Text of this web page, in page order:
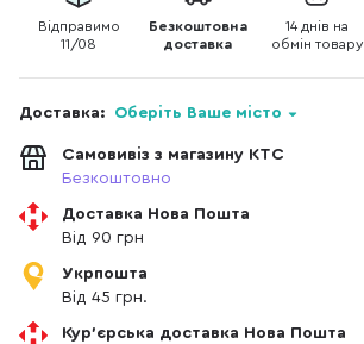
Відправимо
11/08
Безкоштовна
доставка
14 днів на
обмін товару
Доставка: Оберіть Ваше місто
Самовивіз з магазину КТС
Безкоштовно
Доставка Нова Пошта
Від 90 грн
Укрпошта
Від 45 грн.
Кур'єрська доставка Нова Пошта